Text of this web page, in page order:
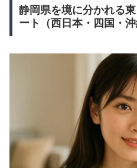
静岡県を境に分かれる
ート（西日本・四国・沖